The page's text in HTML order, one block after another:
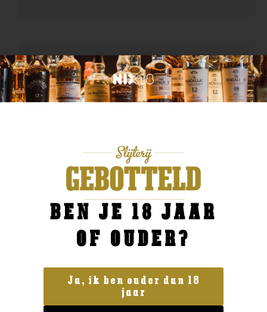
Frankrijk
Chateau Langlois Pouilly Fume
26,99
BEN JE 18 JAAR
OF OUDER?
Ja, ik ben ouder dan 18
jaar